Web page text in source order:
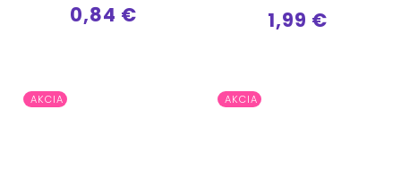
0,84 € 1,99 €
AKCIA AKCIA